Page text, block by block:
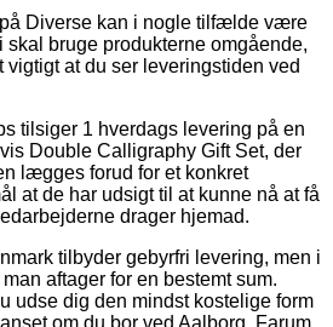
Diverse kan i nogle tilfælde være
bruge produkterne omgående,
vigtigt at du ser leveringstiden ved
tilsiger 1 hverdags levering på en
Double Calligraphy Gift Set, der
lægges forud for et konkret
at de har udsigt til at kunne nå at få
drager hjemad.
tilbyder gebyrfri levering, men i
aftager for en bestemt sum.
udse dig den mindst kostelige form
om du bor ved Aalborg, Farum